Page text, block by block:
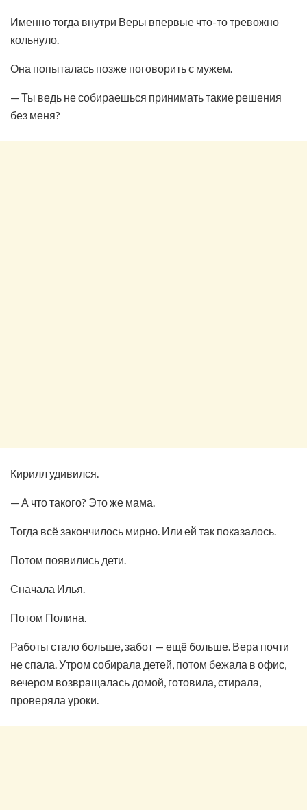
Именно тогда внутри Веры впервые что-то тревожно
кольнуло.
Она попыталась позже поговорить с мужем.
— Ты ведь не собираешься принимать такие решения
без меня?
Кирилл удивился.
— А что такого? Это же мама.
Тогда всё закончилось мирно. Или ей так показалось.
Потом появились дети.
Сначала Илья.
Потом Полина.
Работы стало больше, забот — ещё больше. Вера почти
не спала. Утром собирала детей, потом бежала в офис,
вечером возвращалась домой, готовила, стирала,
проверяла уроки.